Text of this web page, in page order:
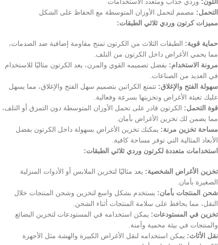
التحمل: مصمم لتحمل الأوزان المتوسطة مع الحفاظ على الشكل
مميزات كرتون وردي ثلاثي الطبقات:
حماية قوية: الطبقات الثلاث من الكرتون تمنح مقاومة إضافية ضد الصدمات،
مما يحمي الأغراض داخل الكرتون من التلف.
مرونة الاستخدام: بفضل تصميمه القوي والمرن، يعد الكرتون مثاليًا للاستخدام
في العديد من الصناعات.
سهولة الفتح والإغلاق: تتمتع الكراتين بتصميم سهل الفتح والإغلاق، مما يسهل
عليك تعبئة الأغراض وتخزينها بسرعة وفعالية.
قوة التحمل: الكرتون قادر على تحمل الأوزان المتوسطة دون التمزق أو التلف،
مما يضمن لك تخزين الأغراض بأمان.
مساحة تخزين مرنة: يمكنك تخزين الأغراض بسهولة داخل الكرتون بفضل
الأبعاد المثالية التي توفر مساحة كافية.
استخدامات متعددة لكرتون وردي ثلاثي الطبقات:
تخزين الأغراض الشخصية: يعد مثاليًا لتخزين الملابس أو الأدوات المنزلية
الصغيرة بأمان.
شحن المنتجات بأمان: يستخدم بشكل واسع لتخزين وشحن المنتجات خلال
النقل، مما يحافظ على سلامة المنتجات أثناء الشحن.
تخزين في المستودعات: يمكن استخدامه في المستودعات لتخزين البضائع
والمنتجات في بيئة محمية وآمنة.
نقل الأثاث: يمكن استخدامه لنقل الأغراض الكبيرة والهشة مثل الأجهزة